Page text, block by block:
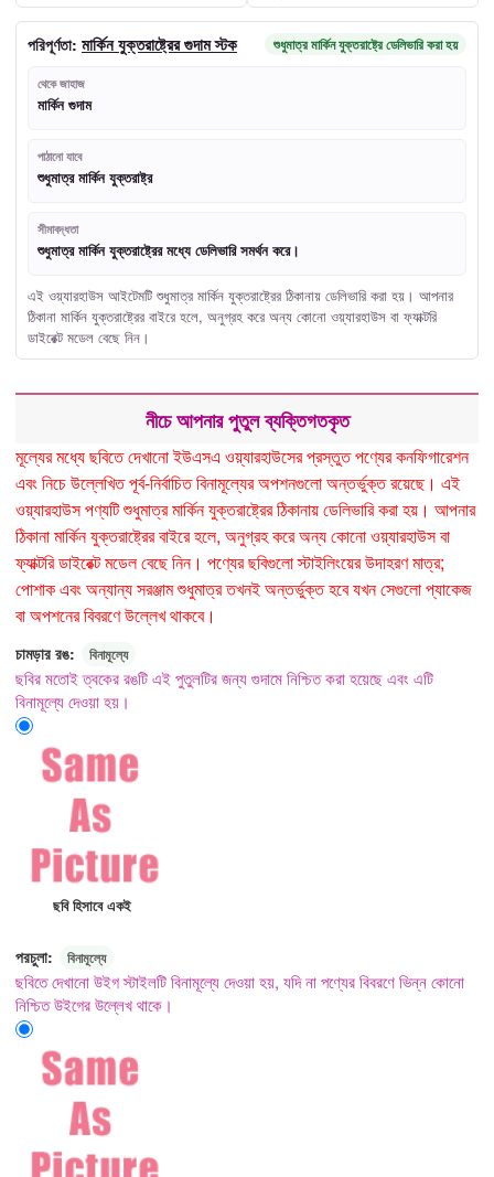
পরিপূর্ণতা: মার্কিন যুক্তরাষ্ট্রের গুদাম স্টক শুধুমাত্র মার্কিন যুক্তরাষ্ট্রে ডেলিভারি করা হয়
থেকে জাহাজ
মার্কিন গুদাম
পাঠানো যাবে
শুধুমাত্র মার্কিন যুক্তরাষ্ট্র
সীমাবদ্ধতা
শুধুমাত্র মার্কিন যুক্তরাষ্ট্রের মধ্যে ডেলিভারি সমর্থন করে।
এই ওয়্যারহাউস আইটেমটি শুধুমাত্র মার্কিন যুক্তরাষ্ট্রের ঠিকানায় ডেলিভারি করা হয়। আপনার
ঠিকানা মার্কিন যুক্তরাষ্ট্রের বাইরে হলে, অনুগ্রহ করে অন্য কোনো ওয়্যারহাউস বা ফ্যাক্টরি
ডাইরেক্ট মডেল বেছে নিন।
নীচে আপনার পুতুল ব্যক্তিগতকৃত
মূল্যের মধ্যে ছবিতে দেখানো ইউএসএ ওয়্যারহাউসের প্রস্তুত পণ্যের কনফিগারেশন
এবং নিচে উল্লেখিত পূর্ব-নির্বাচিত বিনামূল্যের অপশনগুলো অন্তর্ভুক্ত রয়েছে। এই
ওয়্যারহাউস পণ্যটি শুধুমাত্র মার্কিন যুক্তরাষ্ট্রের ঠিকানায় ডেলিভারি করা হয়। আপনার
ঠিকানা মার্কিন যুক্তরাষ্ট্রের বাইরে হলে, অনুগ্রহ করে অন্য কোনো ওয়্যারহাউস বা
ফ্যাক্টরি ডাইরেক্ট মডেল বেছে নিন। পণ্যের ছবিগুলো স্টাইলিংয়ের উদাহরণ মাত্র;
পোশাক এবং অন্যান্য সরঞ্জাম শুধুমাত্র তখনই অন্তর্ভুক্ত হবে যখন সেগুলো প্যাকেজ
বা অপশনের বিবরণে উল্লেখ থাকবে।
চামড়ার রঙ: বিনামূল্যে
ছবির মতোই ত্বকের রঙটি এই পুতুলটির জন্য গুদামে নিশ্চিত করা হয়েছে এবং এটি
বিনামূল্যে দেওয়া হয়।
ছবি হিসাবে একই
পরচুলা: বিনামূল্যে
ছবিতে দেখানো উইগ স্টাইলটি বিনামূল্যে দেওয়া হয়, যদি না পণ্যের বিবরণে ভিন্ন কোনো
নিশ্চিত উইগের উল্লেখ থাকে।